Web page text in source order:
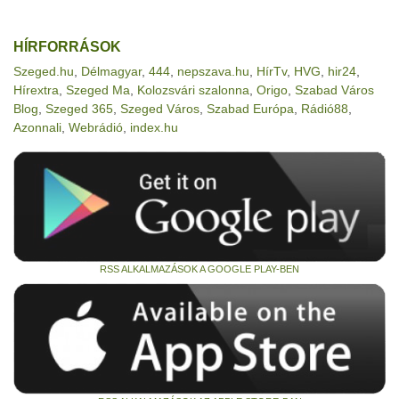
HÍRFORRÁSOK
Szeged.hu Délmagyar, 444 nepszava.hu HírTv, HVG hir24
Hírextra Szeged Ma Kolozsvári szalonna Origo Szabad Város
Blog Szeged 365 Szeged Város Szabad Európa Rádió88
Azonnali Webrádió index.hu
RSS ALKALMAZÁSOK A GOOGLE PLAY-BEN